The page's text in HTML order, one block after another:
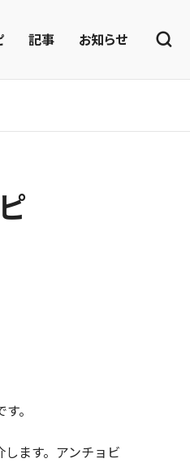
記事 お知らせ
。
ます。アンチョビ